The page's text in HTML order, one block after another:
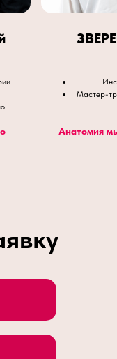
Анатомия
Мастер-